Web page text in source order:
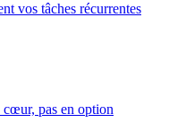
vos tâches récurrentes
pas en option